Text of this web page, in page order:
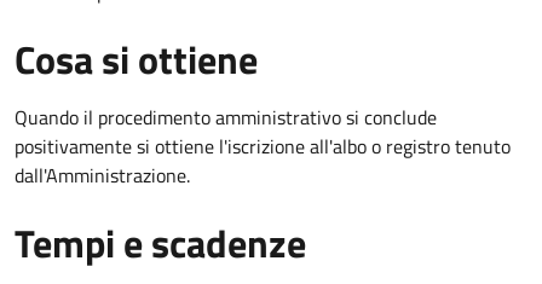
Cosa si ottiene
Quando il procedimento amministrativo si conclude
positivamente si ottiene l'iscrizione all'albo o registro tenuto
dall'Amministrazione.
Tempi e scadenze